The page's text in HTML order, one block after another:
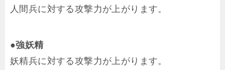
人間兵に対する攻撃力が上がります。
●強妖精
妖精兵に対する攻撃力が上がります。